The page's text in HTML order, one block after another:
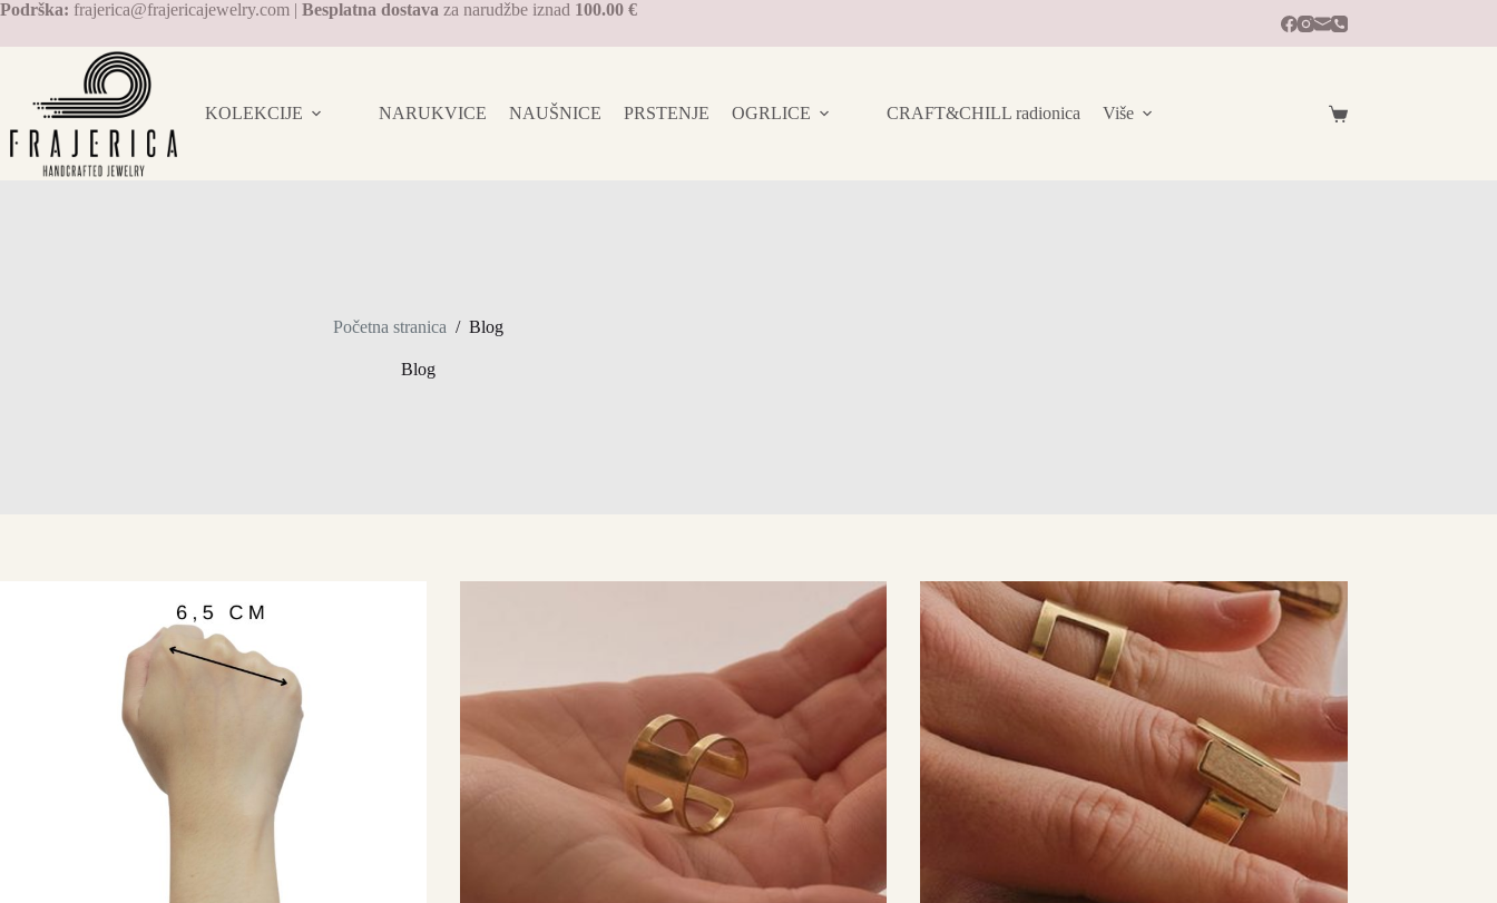
Preskoči
sadržaj
Podrška: frajerica@frajericajewelry.com | Besplatna dostava za narudžbe iznad 100.00 €
KOLEKCIJE NARUKVICE NAUŠNICE PRSTENJE OGRLICE CRAFT&CHILL radionica Više Košarica
Početna stranica / Blog
Blog